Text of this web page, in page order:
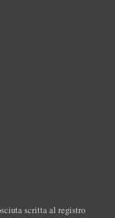
scritta al registro